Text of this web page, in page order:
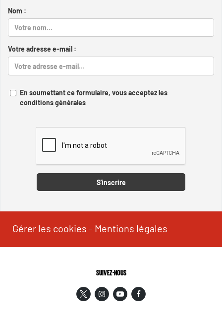
Nom :
Votre adresse e-mail :
En soumettant ce formulaire, vous acceptez les
conditions générales
S'inscrire
Gérer les cookies - Mentions légales
SUIVEZ-NOUS